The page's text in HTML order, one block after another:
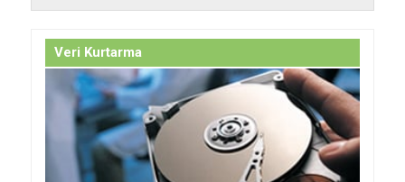
Veri Kurtarma